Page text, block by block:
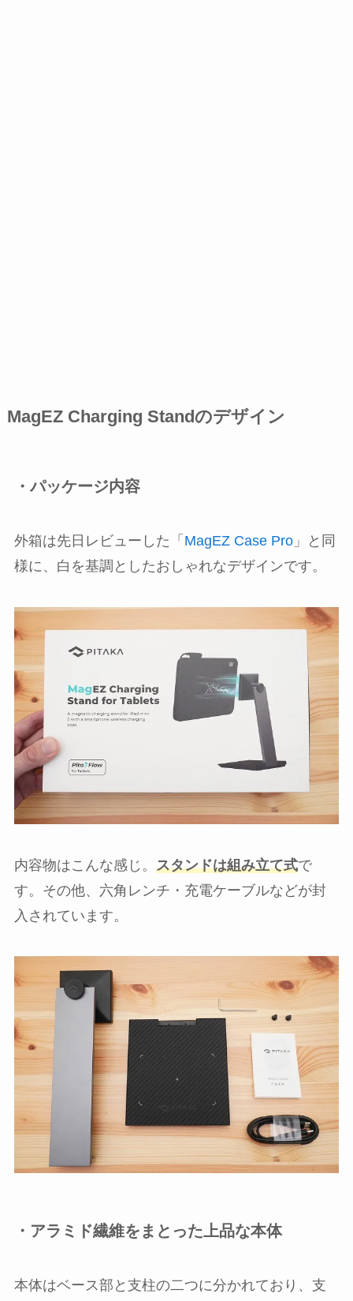
MagEZ Charging Standのデザイン
・パッケージ内容
外箱は先日レビューした「 MagEZ Case Pro」と同
様に、白を基調としたおしゃれなデザインです。
内容物はこんな感じ。 スタンドは組み立て式で
す。その他、六角レンチ・充電ケーブルなどが封
入されています。
・アラミド繊維をまとった上品な本体
本体はベース部と支柱の二つに分かれており、支